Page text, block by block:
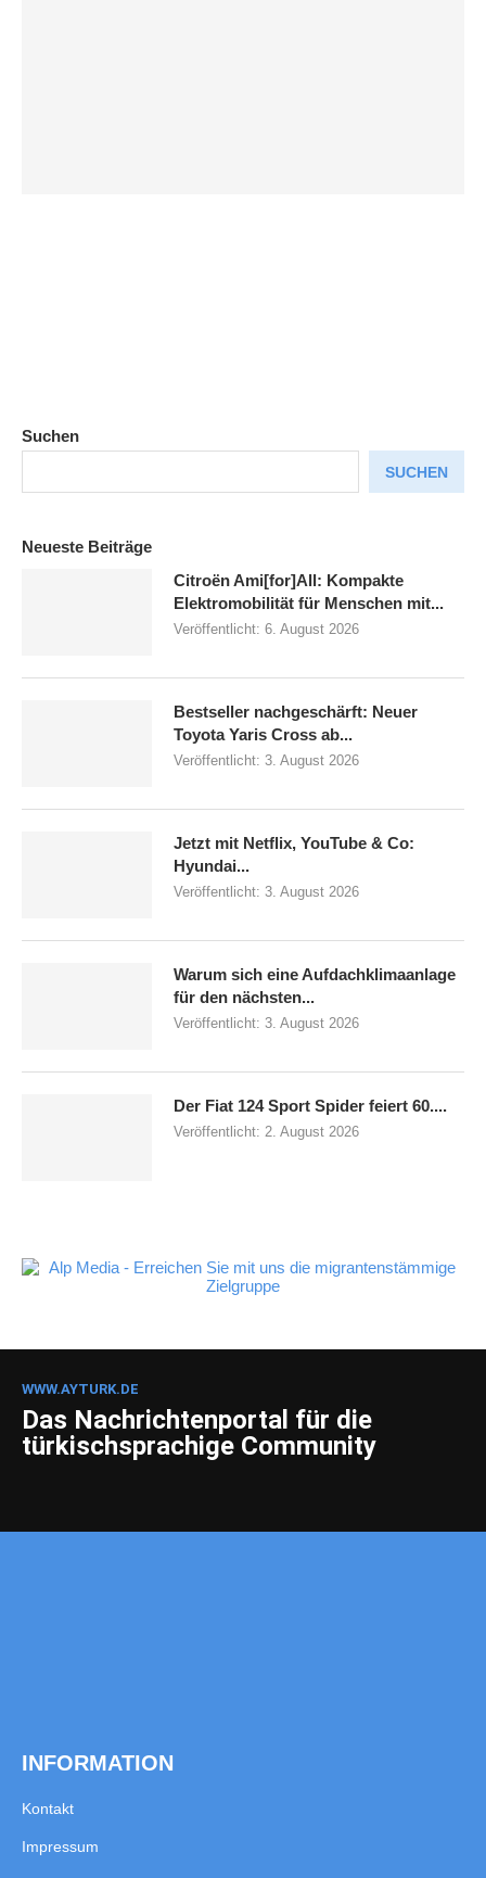
Suchen
SUCHEN
Neueste Beiträge
Citroën Ami[for]All: Kompakte
Elektromobilität für Menschen mit...
Veröffentlicht: 6. August 2026
Bestseller nachgeschärft: Neuer
Toyota Yaris Cross ab...
Veröffentlicht: 3. August 2026
Jetzt mit Netflix, YouTube & Co:
Hyundai...
Veröffentlicht: 3. August 2026
Warum sich eine Aufdachklimaanlage
für den nächsten...
Veröffentlicht: 3. August 2026
Der Fiat 124 Sport Spider feiert 60....
Veröffentlicht: 2. August 2026
News
WWW.AYTURK.DE
Das Nachrichtenportal für die
türkischsprachige Community